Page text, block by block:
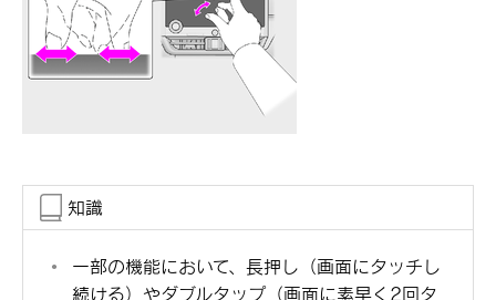
知識
一部の機能において、長押し（画面にタッチし
続ける）やダブルタップ（画面に素早く2回タ